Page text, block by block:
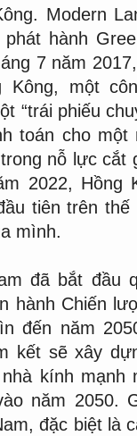
Modern
hành
7 năm
một
“trái phiếu
toán cho
nỗ lực cắt
2022, Hồng
tiên trên
mình.
đã bắt đầu
hành Chiến
đến năm
kết sẽ xây
kính
năm 2050.
đặc biệt là